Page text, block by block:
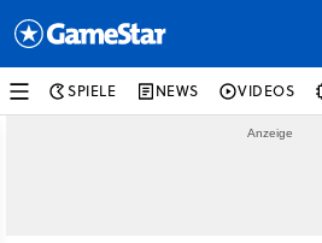
SPIELE NEWS VIDEOS